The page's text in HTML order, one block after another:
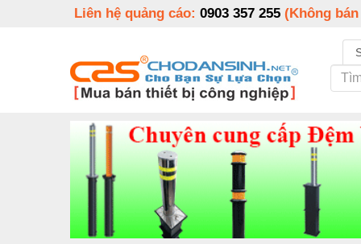
Liên hệ quảng cáo: 0903 357 255 (Không